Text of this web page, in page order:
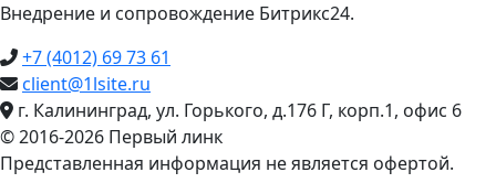
Внедрение и сопровождение Битрикс24.
+7 (4012) 69 73 61
client@1lsite.ru
г. Калининград, ул. Горького, д.176 Г, корп.1, офис 6
© 2016-2026 Первый линк
Представленная информация не является офертой.